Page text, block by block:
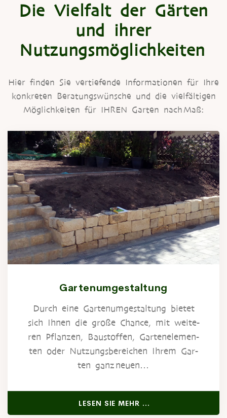
Die Vielfalt der Gärten
und ihrer
Nutzungsmöglichkeiten
Hier fin­den Sie ver­tie­fen­de Infor­ma­tio­nen für Ihre
kon­kre­ten Bera­tungs­wün­sche und die viel­fäl­ti­gen
Mög­lich­kei­ten für IHREN Gar­ten nach Maß:
Gartenumgestaltung
Durch eine Gar­ten­um­ge­stal­tung bie­tet
sich Ihnen die gro­ße Chan­ce, mit wei­te­
ren Pflan­zen, Bau­stof­fen, Gar­ten­ele­men­
ten oder Nut­zungs­be­rei­chen Ihrem Gar­
ten ganz neuen…
LESEN SIE MEHR …